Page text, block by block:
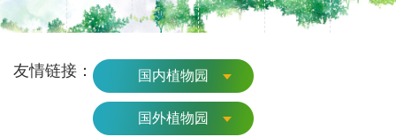
友情链接： 国内植物园
国外植物园